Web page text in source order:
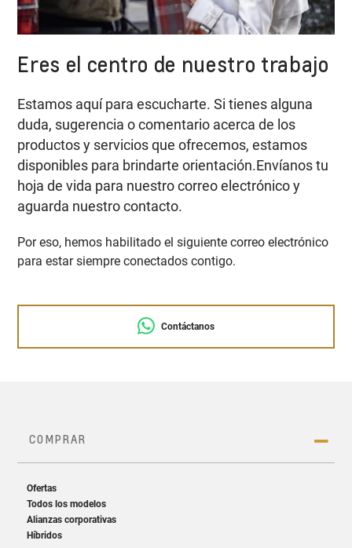
Eres el centro de nuestro trabajo
Estamos aquí para escucharte. Si tienes alguna
duda, sugerencia o comentario acerca de los
productos y servicios que ofrecemos, estamos
disponibles para brindarte orientación.Envíanos tu
hoja de vida para nuestro correo electrónico y
aguarda nuestro contacto.
Por eso, hemos habilitado el siguiente correo electrónico
para estar siempre conectados contigo.
Contáctanos